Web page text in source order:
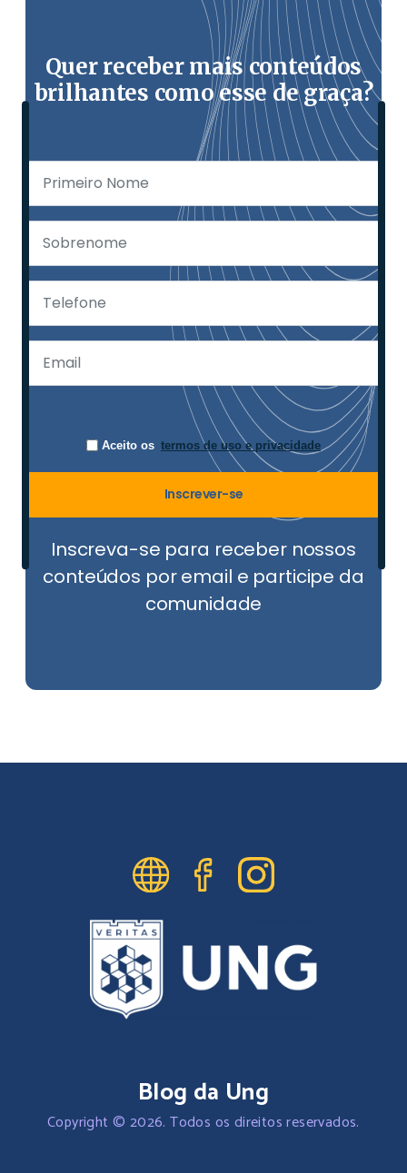
Quer receber mais conteúdos
brilhantes como esse de graça?
Aceito os termos de uso e privacidade
Inscrever-se
Inscreva-se para receber nossos
conteúdos por email e participe da
comunidade
Blog da Ung
Copyright © 2026. Todos os direitos reservados.